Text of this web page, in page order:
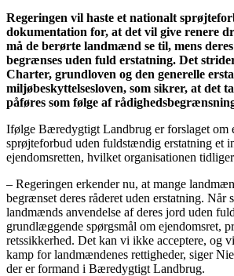
Regeringen vil haste et nationalt
dokumentation for, at det vil give renere
må de berørte landmænd se til, mens
begrænses uden fuld erstatning. Det
Charter, grundloven og den generelle
miljøbeskyttelsesloven, som sikrer, at det
påføres som følge af
Ifølge Bæredygtigt Landbrug er forslaget om
sprøjteforbud uden fuldstændig erstatning et
ejendomsretten, hvilket organisationen
– Regeringen erkender nu, at mange
begrænset deres råderet uden erstatning. Når
landmænds anvendelse af deres jord uden
grundlæggende spørgsmål om ejendomsret,
retssikkerhed. Det kan vi ikke acceptere, og
kamp for landmændenes rettigheder, siger
der er formand i Bæredygtigt Landbrug.